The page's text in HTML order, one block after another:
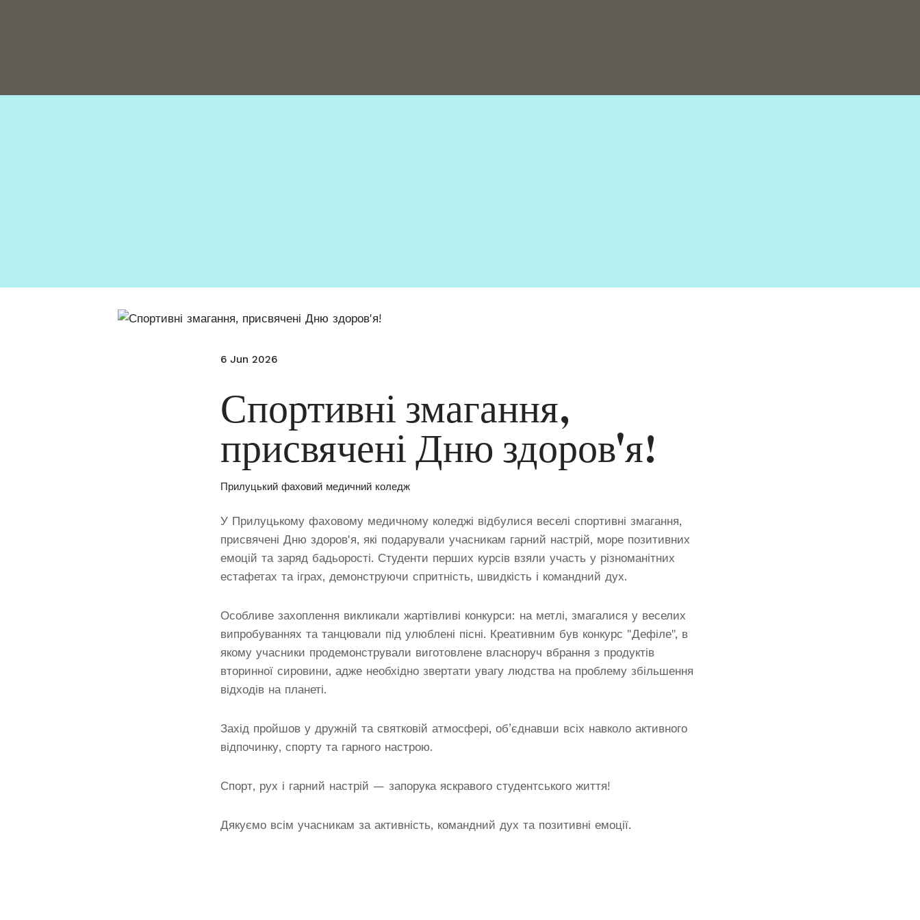
6 Jun 2026
Спортивні змагання,
присвячені Дню здоров'я!
Прилуцький фаховий медичний коледж
У Прилуцькому фаховому медичному коледжі відбулися веселі спортивні змагання,
присвячені Дню здоров'я, які подарували учасникам гарний настрій, море позитивних
емоцій та заряд бадьорості. Студенти перших курсів взяли участь у різноманітних
естафетах та іграх, демонструючи спритність, швидкість і командний дух.
Особливе захоплення викликали жартівливі конкурси: на метлі, змагалися у веселих
випробуваннях та танцювали під улюблені пісні. Креативним був конкурс "Дефіле", в
якому учасники продемонстрували виготовлене власноруч вбрання з продуктів
вторинної сировини, адже необхідно звертати увагу людства на проблему збільшення
відходів на планеті.
Захід пройшов у дружній та святковій атмосфері, об’єднавши всіх навколо активного
відпочинку, спорту та гарного настрою.
Спорт, рух і гарний настрій — запорука яскравого студентського життя!
Дякуємо всім учасникам за активність, командний дух та позитивні емоції.